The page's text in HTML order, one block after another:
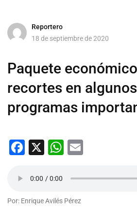
Reportero
18 de septiembre de 2020
Paquete
recortes en algunos
programas
Facebook
X WhatsApp
Por: Enrique Avilés Pérez